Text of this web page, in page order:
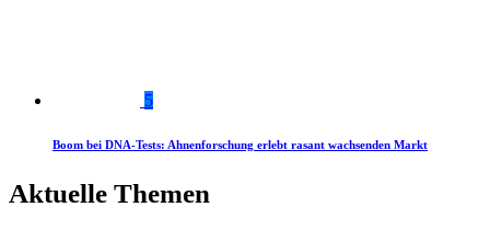
5
Boom bei DNA-Tests: Ahnenforschung erlebt rasant wachsenden Markt
Aktuelle Themen